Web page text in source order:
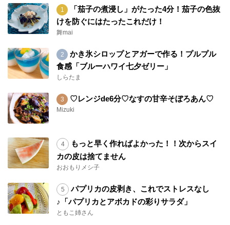
「茄子の煮浸し」がたった4分！茄子の色抜
けを防ぐにはたったこれだけ！
舞mai
かき氷シロップとアガーで作る！プルプル
食感「ブルーハワイ七夕ゼリー」
しらたま
♡レンジde6分♡なすの甘辛そぼろあん♡
Mizuki
もっと早く作ればよかった！！次からスイ
カの皮は捨てません
おおもりメシ子
パプリカの皮剥き、これでストレスなし
♪「パプリカとアボカドの彩りサラダ」
ともこ姉さん